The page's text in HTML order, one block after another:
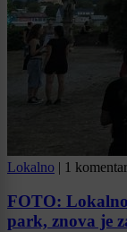
Lokalno | 1
FOTO:
park, znova je